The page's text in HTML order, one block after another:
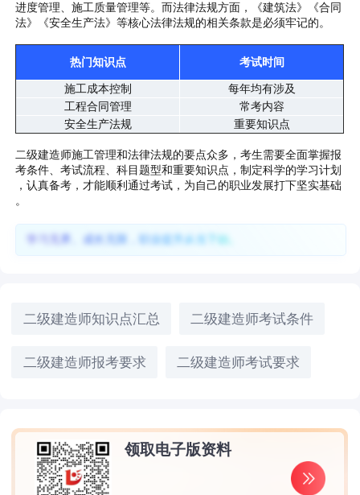
进度管理、施工质量管理等。而法律法规方面，《建筑法》《合同
法》《安全生产法》等核心法律法规的相关条款是必须牢记的。
热门知识点 考试时间
施工成本控制
每年均有涉及
工程合同管理
常考内容
安全生产法规
重要知识点
二级建造师施工管理和法律法规的要点众多，考生需要全面掌握报
考条件、考试流程、科目题型和重要知识点，制定科学的学习计划
，认真备考，才能顺利通过考试，为自己的职业发展打下坚实基础
。
学习无界、成长无限，职业提升从当下始。
二级建造师知识点汇总 二级建造师考试条件
二级建造师报考要求 二级建造师考试要求
领取电子版资料